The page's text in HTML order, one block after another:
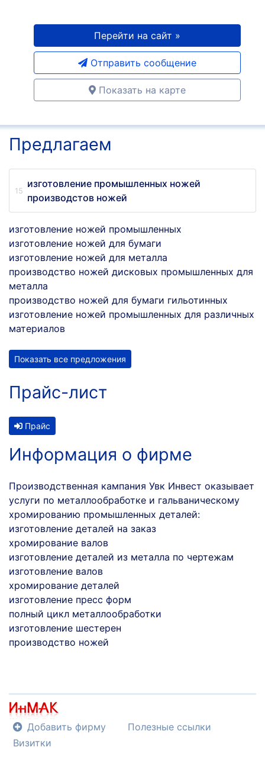
Перейти на сайт »
Отправить сообщение
Показать на карте
Предлагаем
изготовление промышленных ножей
производстов ножей
изготовление ножей промышленных
изготовление ножей для бумаги
изготовление ножей для металла
производство ножей дисковых промышленных для
металла
производство ножей для бумаги гильотинных
изготовление ножей промышленных для различных
материалов
Показать все предложения
Прайс-лист
Прайс
Информация о фирме
Производственная кампания Увк Инвест оказывает
услуги по металлообработке и гальваническому
хромированию промышленных деталей:
изготовление деталей на заказ
хромирование валов
изготовление деталей из металла по чертежам
изготовление валов
хромирование деталей
изготовление пресс форм
полный цикл металлообработки
изготовление шестерен
производство ножей
Добавить фирму
Полезные ссылки
Визитки